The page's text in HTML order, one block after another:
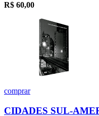
R$ 60,00
comprar
CIDADES SUL-